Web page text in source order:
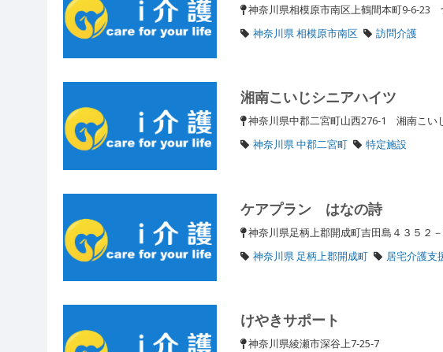
神奈川県相模原市南区上鶴間本町9-6-23
神奈川県 相模原市南区
訪問介護
湘南こいじシニアハイツ
神奈川県中郡二宮町山西276-1 湘南こい
神奈川県 中郡二宮町
特定施設
ケアプラン はなの詩
神奈川県足柄上郡開成町吉田島４３５２
神奈川県 足柄上郡開成町
居宅介護支
けやきサポート
神奈川県綾瀬市深谷上7-25-7